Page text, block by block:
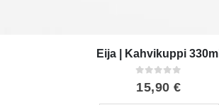
Eija | Kahvikuppi 330ml
0out of 5
15,90€